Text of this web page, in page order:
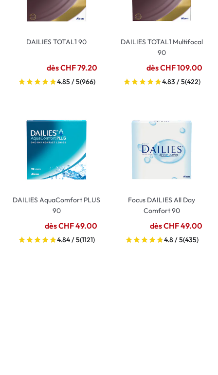
DAILIES TOTAL1 90
dès CHF 79.20
4.85 / 5(966)
DAILIES TOTAL1 Multifocal
90
dès CHF 109.00
4.83 / 5(422)
DAILIES AquaComfort PLUS
90
dès CHF 49.00
4.84 / 5(1121)
Focus DAILIES All Day
Comfort 90
dès CHF 49.00
4.8 / 5(435)